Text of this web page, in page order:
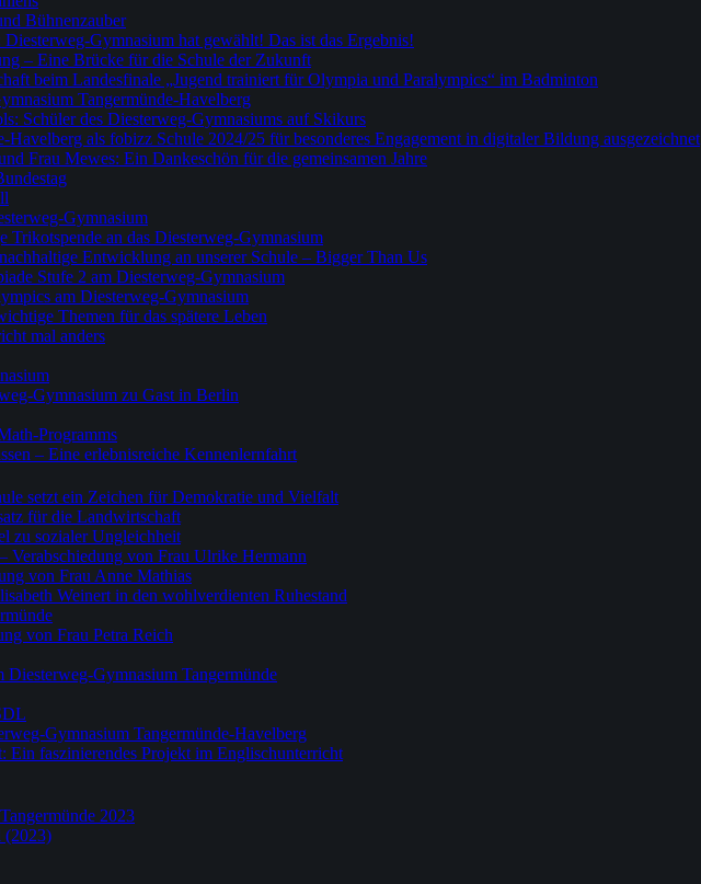
Bühnenzauber
Gymnasium hat gewählt! Das ist das Ergebnis!
– Eine Brücke für die Schule der Zukunft
beim Landesfinale „Jugend trainiert für Olympia und Paralympics“ im Badminton
Tangermünde-Havelberg
Schüler des Diesterweg-Gymnasiums auf Skikurs
als fobizz Schule 2024/25 für besonderes Engagement in digitaler Bildung ausgezeichnet
Frau Mewes: Ein Dankeschön für die gemeinsamen Jahre
Gymnasium
an das Diesterweg-Gymnasium
Entwicklung an unserer Schule – Bigger Than Us
Stufe 2 am Diesterweg-Gymnasium
am Diesterweg-Gymnasium
Themen für das spätere Leben
mal anders
Gymnasium zu Gast in Berlin
Programms
– Eine erlebnisreiche Kennenlernfahrt
setzt ein Zeichen für Demokratie und Vielfalt
für die Landwirtschaft
zu sozialer Ungleichheit
Verabschiedung von Frau Ulrike Hermann
von Frau Anne Mathias
Weinert in den wohlverdienten Ruhestand
von Frau Petra Reich
Gymnasium Tangermünde
Gymnasium Tangermünde-Havelberg
faszinierendes Projekt im Englischunterricht
2023
(2023)